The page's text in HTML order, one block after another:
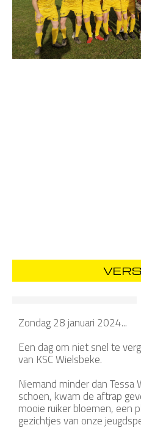
Zondag 28 januari 2024...
Een dag om niet snel te
van KSC Wielsbeke.
Niemand minder dan Tessa
schoen, kwam de aftrap
mooie ruiker bloemen, een
gezichtjes van onze